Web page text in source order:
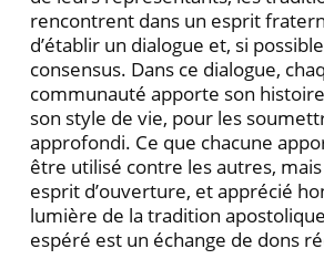
rencontrent dans un esprit
d’établir un dialogue et, si
consensus. Dans ce dialogue,
communauté apporte son
son style de vie, pour les
approfondi. Ce que chacune
être utilisé contre les autres,
esprit d’ouverture, et ap­précié
lumière de la tradition
espéré est un échange de dons